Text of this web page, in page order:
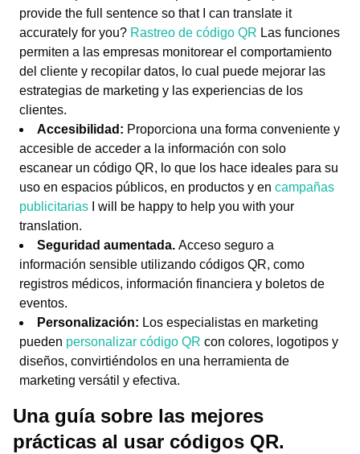
provide the full sentence so that I can translate it
accurately for you? Rastreo de código QR Las funciones
permiten a las empresas monitorear el comportamiento
del cliente y recopilar datos, lo cual puede mejorar las
estrategias de marketing y las experiencias de los
clientes.
Accesibilidad: Proporciona una forma conveniente y
accesible de acceder a la información con solo
escanear un código QR, lo que los hace ideales para su
uso en espacios públicos, en productos y en campañas
publicitarias I will be happy to help you with your
translation.
Seguridad aumentada. Acceso seguro a
información sensible utilizando códigos QR, como
registros médicos, información financiera y boletos de
eventos.
Personalización: Los especialistas en marketing
pueden personalizar código QR con colores, logotipos y
diseños, convirtiéndolos en una herramienta de
marketing versátil y efectiva.
Una guía sobre las mejores
prácticas al usar códigos QR.